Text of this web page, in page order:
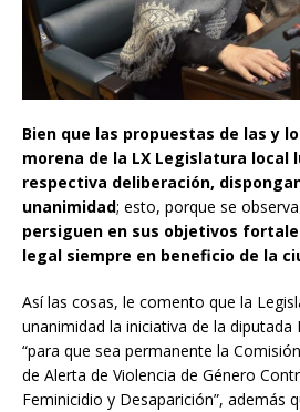
Bien que las propuestas de las y
morena de la LX Legislatura local
respectiva deliberación,
unanimidad; esto, porque se
persiguen en sus objetivos
legal siempre en beneficio de la
Así las cosas, le comento que la
unanimidad la iniciativa de la diputada
“para que sea permanente la
de Alerta de Violencia de Género
Feminicidio y Desaparición”, además